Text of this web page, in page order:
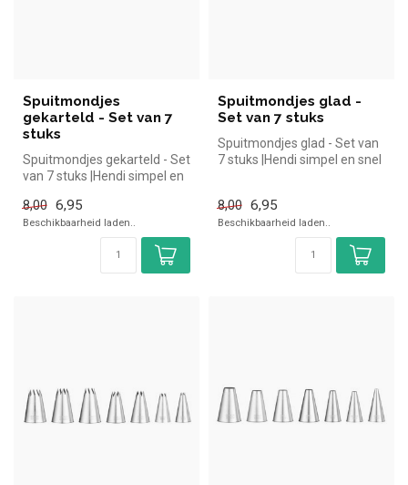
Spuitmondjes
gekarteld - Set van 7
stuks
Spuitmondjes gekarteld - Set
van 7 stuks |Hendi simpel en
8,00 6,95
Beschikbaarheid laden..
Spuitmondjes glad -
Set van 7 stuks
Spuitmondjes glad - Set van
7 stuks |Hendi simpel en snel
8,00 6,95
Beschikbaarheid laden..